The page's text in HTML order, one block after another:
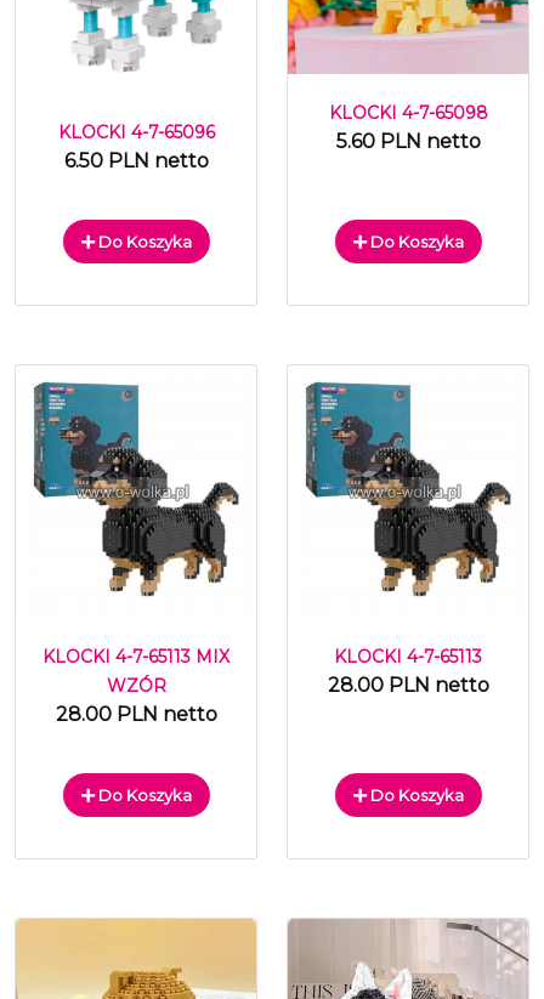
KLOCKI 4-7-65096
6.50 PLN netto
Do Koszyka
KLOCKI 4-7-65098
5.60 PLN netto
Do Koszyka
KLOCKI 4-7-65113 MIX
WZÓR
28.00 PLN netto
Do Koszyka
KLOCKI 4-7-65113
28.00 PLN netto
Do Koszyka